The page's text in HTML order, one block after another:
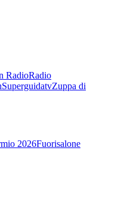
RadioRadio
SuperguidatvZuppa di
2026Fuorisalone